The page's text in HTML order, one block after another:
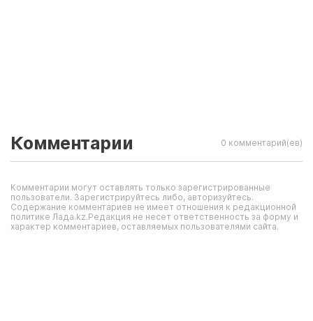
Комментарии 0 комментарий(ев)
Комментарии могут оставлять только зарегистрированные
пользователи. Зарегистрируйтесь либо, авторизуйтесь.
Содержание комментариев не имеет отношения к редакционной
политике Лада.kz.Редакция не несет ответственность за форму и
характер комментариев, оставляемых пользователями сайта.